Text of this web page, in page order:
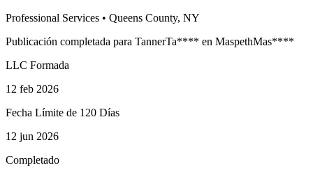
Professional Services • Queens County, NY
Publicación completada para TannerTa**** en MaspethMas****
LLC Formada
12 feb 2026
Fecha Límite de 120 Días
12 jun 2026
Completado